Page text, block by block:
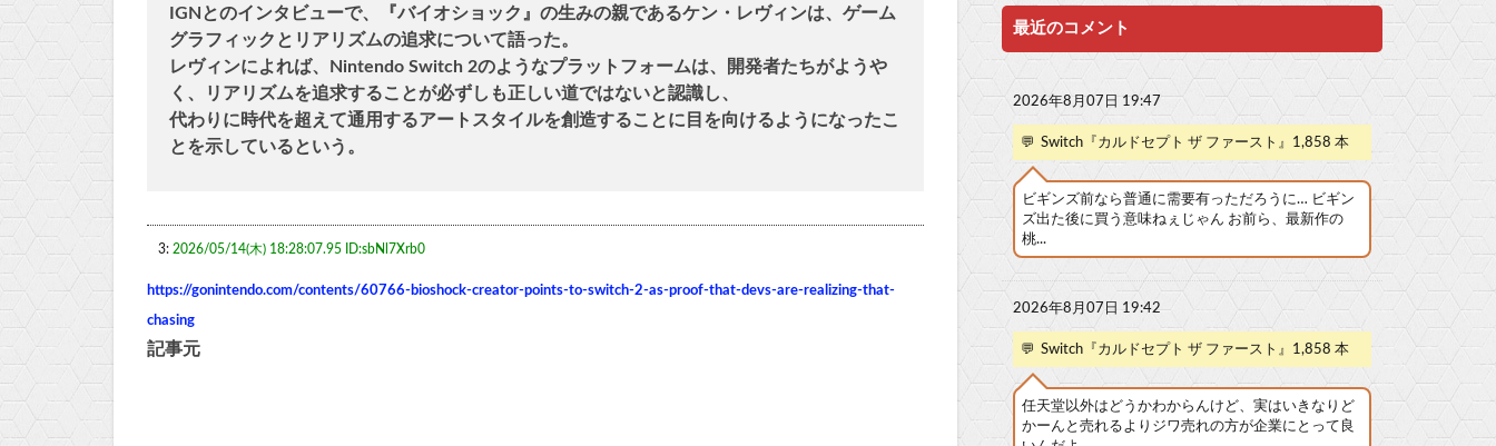
IGNとのインタビューで、『バイオショック』の生みの親であるケン・レヴィンは、ゲーム
グラフィックとリアリズムの追求について語った。
レヴィンによれば、Nintendo Switch 2のようなプラットフォームは、開発者たちがようや
く、リアリズムを追求することが必ずしも正しい道ではないと認識し、
代わりに時代を超えて通用するアートスタイルを創造することに目を向けるようになったこ
とを示しているという。
3: 2026/05/14(木) 18:28:07.95 ID:sbNl7Xrb0
https://gonintendo.com/contents/60766-bioshock-creator-points-to-switch-2-as-proof-that-devs-are-realizing-that-
chasing
記事元
最近のコメント
2026年8月07日 19:47
💬 Switch『カルドセプト ザ ファースト』1,858 本
ビギンズ前なら普通に需要有っただろうに… ビギン
ズ出た後に買う意味ねぇじゃん お前ら、最新作の
桃...
2026年8月07日 19:42
💬 Switch『カルドセプト ザ ファースト』1,858 本
任天堂以外はどうかわからんけど、実はいきなりど
かーんと売れるよりジワ売れの方が企業にとって良